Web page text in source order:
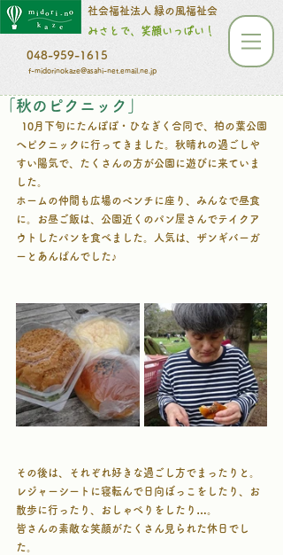
​​​​​社会福祉法人 緑の風福祉会
みさとで、笑顔いっぱい！
048-959-1615
f-midorinokaze@asahi-net.email.ne.jp
「秋のピクニック」
へピクニックに行ってきました。秋晴れの過ごしや
すい陽気で、たくさんの方が公園に遊びに来ていま
した。
ホームの仲間も広場のベンチに座り、みんなで昼食
に。お昼ご飯は、公園近くのパン屋さんでテイクア
ウトしたパンを食べました。人気は、ザンギバーガ
ーとあんぱんでした♪
その後は、それぞれ好きな過ごし方でまったりと。
レジャーシートに寝転んで日向ぼっこをしたり、お
散歩に行ったり、おしゃべりをしたり…。
皆さんの素敵な笑顔がたくさん見られた休日でし
た。